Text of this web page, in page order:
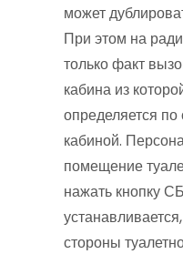
может
При этом на
только факт
кабина из
определяется
кабиной.
помещение
нажать кнопку
стороны